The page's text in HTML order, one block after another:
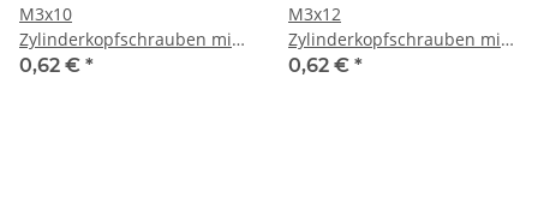
M3x10
Zylinderkopfschrauben mit
Innensechskant 6 St.
0,62 € *
M3x12
Zylinderkopfschrauben mit
Innensechskant 6 St.
0,62 € *